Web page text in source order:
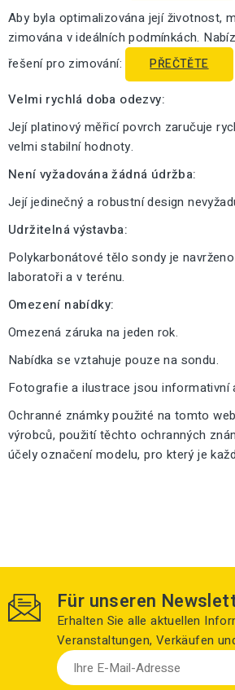
Aby byla optimalizována její životnost,
zimována v ideálních podmínkách.
řešení pro zimování:
PŘEČTĚTE
Velmi rychlá doba odezvy:
Její platinový měřicí povrch zaručuje
velmi stabilní hodnoty.
Není vyžadována žádná údržba:
Její jedinečný a robustní design
Udržitelná výstavba:
Polykarbonátové tělo sondy je
laboratoři a v terénu.
Omezení nabídky:
Omezená záruka na jeden rok.
Nabídka se vztahuje pouze na sondu.
Fotografie a ilustrace jsou informativní
Ochranné známky použité na tomto
výrobců, použití těchto ochranných
účely označení modelu, pro který je
Für unseren
Erhalten Sie alle aktuellen
Veranstaltungen, Verkäufen